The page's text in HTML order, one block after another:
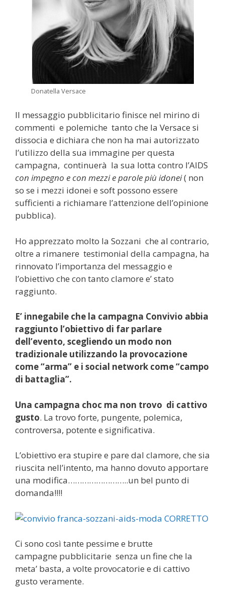
Donatella Versace
Il messaggio pubblicitario finisce nel mirino di
commenti e polemiche tanto che la Versace si
dissocia e dichiara che non ha mai autorizzato
l’utilizzo della sua immagine per questa
campagna, continuerà la sua lotta contro l’AIDS
con impegno e con mezzi e parole più idonei( non
so se i mezzi idonei e soft possono essere
sufficienti a richiamare l’attenzione dell’opinione
pubblica).
Ho apprezzato molto la Sozzani che al contrario,
oltre a rimanere testimonial della campagna, ha
rinnovato l’importanza del messaggio e
l’obiettivo che con tanto clamore e’ stato
raggiunto.
E’ innegabile che la campagna Convivio abbia
raggiunto l’obiettivo di far parlare
dell’evento, scegliendo un modo non
tradizionale utilizzando la provocazione
come “arma” e i social network come “campo
di battaglia”.
Una campagna choc ma non trovo di cattivo
gusto. La trovo forte, pungente, polemica,
controversa, potente e significativa.
L’obiettivo era stupire e pare dal clamore, che sia
riuscita nell’intento, ma hanno dovuto apportare
una modifica……………………..un bel punto di
domanda!!!!
Ci sono così tante pessime e brutte
campagne pubblicitarie senza un fine che la
meta’ basta, a volte provocatorie e di cattivo
gusto veramente.